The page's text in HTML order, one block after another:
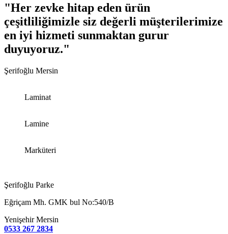
"Her zevke hitap eden ürün
çeşitliliğimizle siz değerli müşterilerimize
en iyi hizmeti sunmaktan gurur
duyuyoruz."
Şerifoğlu Mersin
Laminat
Lamine
Marküteri
Şerifoğlu Parke
Eğriçam Mh. GMK bul No:540/B
Yenişehir Mersin
0533 267 2834